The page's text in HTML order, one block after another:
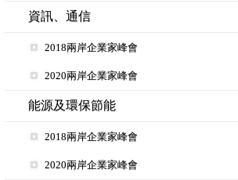
資訊、通信
2018兩岸企業家峰會
2020兩岸企業家峰會
能源及環保節能
2018兩岸企業家峰會
2020兩岸企業家峰會